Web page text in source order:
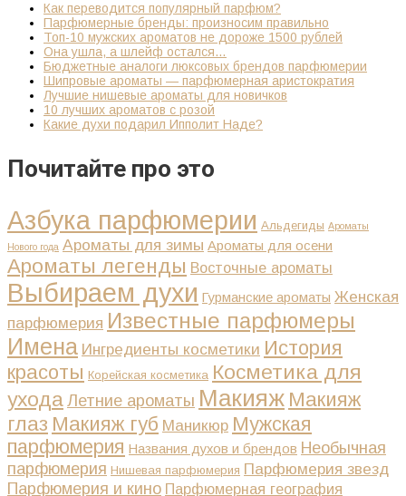
Как переводится популярный парфюм?
Парфюмерные бренды: произносим правильно
Топ-10 мужских ароматов не дороже 1500 рублей
Она ушла, а шлейф остался…
Бюджетные аналоги люксовых брендов парфюмерии
Шипровые ароматы — парфюмерная аристократия
Лучшие нишевые ароматы для новичков
10 лучших ароматов с розой
Какие духи подарил Ипполит Наде?
Почитайте про это
Азбука парфюмерии Альдегиды Ароматы
Нового года Ароматы для зимы Ароматы для осени
Ароматы легенды Восточные ароматы
Выбираем духи Гурманские ароматы Женская
парфюмерия Известные парфюмеры
Имена Ингредиенты косметики История
красоты Корейская косметика Косметика для
ухода Летние ароматы Макияж Макияж
глаз Макияж губ Маникюр Мужская
парфюмерия Названия духов и брендов Необычная
парфюмерия Нишевая парфюмерия Парфюмерия звезд
Парфюмерия и кино Парфюмерная география